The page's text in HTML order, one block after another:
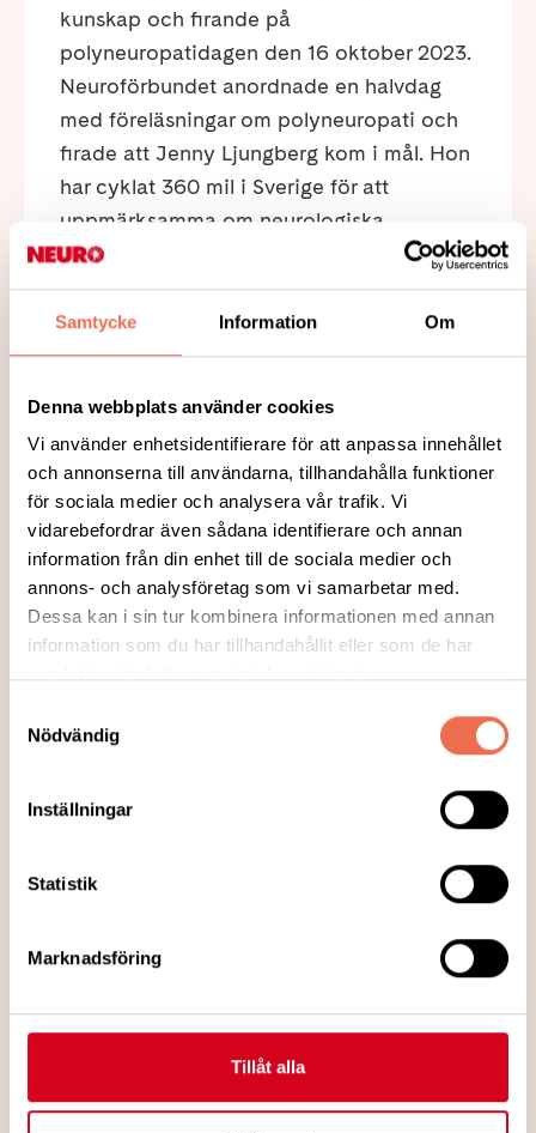
Samtycke Information Om
Denna webbplats använder cookies
Vi använder enhetsidentifierare för att anpassa innehållet
och annonserna till användarna, tillhandahålla funktioner
för sociala medier och analysera vår trafik. Vi
vidarebefordrar även sådana identifierare och annan
information från din enhet till de sociala medier och
annons- och analysföretag som vi samarbetar med.
Dessa kan i sin tur kombinera informationen med annan
information som du har tillhandahållit eller som de har
Nödvändig
Inställningar
Statistik
Marknadsföring
Tillåt alla
kunskap och firande på
polyneuropatidagen den 16 oktober 2023.
Neuroförbundet anordnade en halvdag
med föreläsningar om polyneuropati och
firade att Jenny Ljungberg kom i mål. Hon
har cyklat 360 mil i Sverige för att
uppmärksamma om neurologiska
diagnoser och att samla in pengar till vår
verksamhet och ge stöd åt forskning.
Nationell högspecialiserad vård för
bedriva nationell högspecialiserad vård
för systemisk amyloidos, där bland annat
Skelleftesjukan ingår: Akademiska
universitetssjukhuset i Stockholm och